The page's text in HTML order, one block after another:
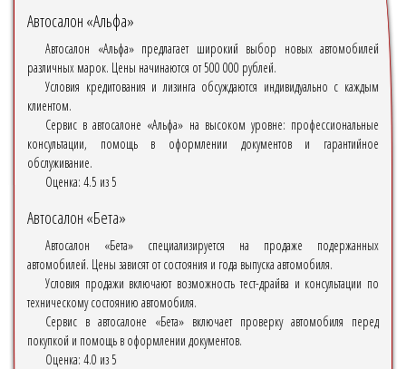
Автосалон «Альфа»
Автосалон «Альфа» предлагает широкий выбор новых автомобилей
различных марок. Цены начинаются от 500 000 рублей.
Условия кредитования и лизинга обсуждаются индивидуально с каждым
клиентом.
Сервис в автосалоне «Альфа» на высоком уровне: профессиональные
консультации, помощь в оформлении документов и гарантийное
обслуживание.
Оценка: 4.5 из 5
Автосалон «Бета»
Автосалон «Бета» специализируется на продаже подержанных
автомобилей. Цены зависят от состояния и года выпуска автомобиля.
Условия продажи включают возможность тест-драйва и консультации по
техническому состоянию автомобиля.
Сервис в автосалоне «Бета» включает проверку автомобиля перед
покупкой и помощь в оформлении документов.
Оценка: 4.0 из 5